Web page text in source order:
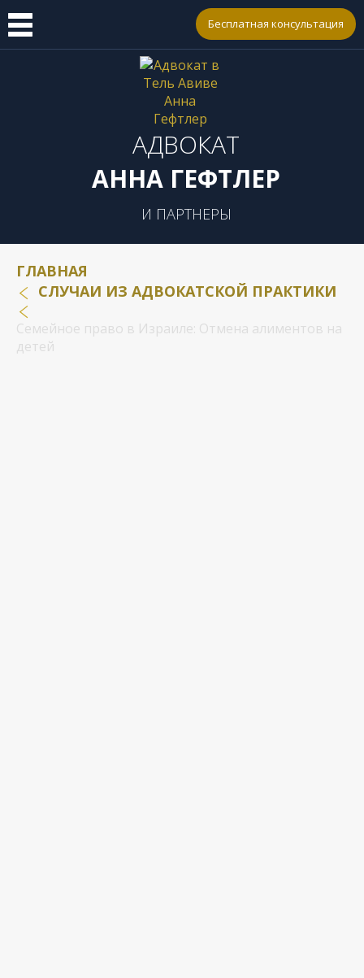
Бесплатная консультация
АДВОКАТ
АННА ГЕФТЛЕР
И ПАРТНЕРЫ
ГЛАВНАЯ
СЛУЧАИ ИЗ АДВОКАТСКОЙ ПРАКТИКИ
Семейное право в Израиле: Отмена алиментов на
детей